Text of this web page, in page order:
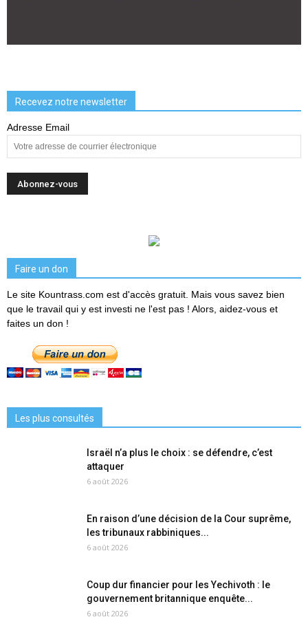
Recevez notre newsletter
Adresse Email
Faire un don
Le site Kountrass.com est d'accès gratuit. Mais vous savez bien
que le travail qui y est investi ne l'est pas ! Alors, aidez-vous et
faites un don !
Les plus consultés
Israël n’a plus le choix : se défendre, c’est
attaquer
6 août 2026
En raison d’une décision de la Cour suprême,
les tribunaux rabbiniques...
6 août 2026
Coup dur financier pour les Yechivoth : le
gouvernement britannique enquête...
6 août 2026